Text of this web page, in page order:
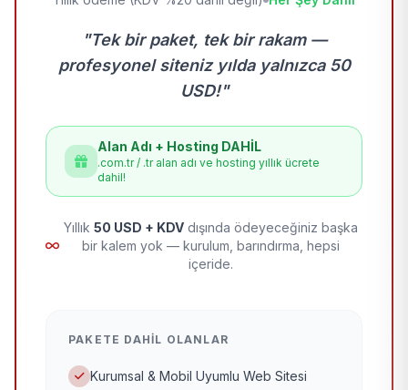
"Tek bir paket, tek bir rakam —
profesyonel siteniz yılda yalnızca 50
USD!"
Alan Adı + Hosting DAHİL
.com.tr / .tr alan adı ve hosting yıllık ücrete
dahil!
Yıllık 50 USD + KDV dışında ödeyeceğiniz başka
bir kalem yok — kurulum, barındırma, hepsi
içeride.
PAKETE DAHIL OLANLAR
Kurumsal & Mobil Uyumlu Web Sitesi